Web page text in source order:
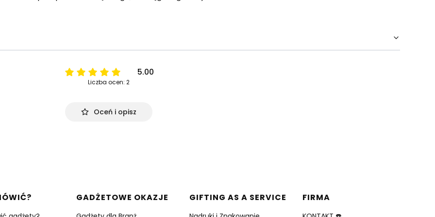
5.00
Liczba ocen: 2
Oceń i opisz
GADŻETOWE OKAZJE GIFTING AS A SERVICE FIRMA